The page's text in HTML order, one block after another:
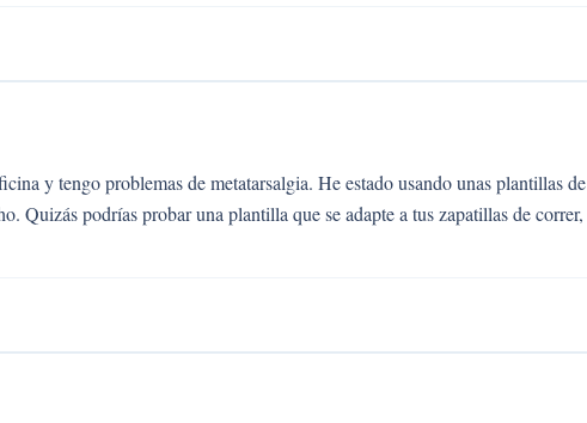
y tengo problemas de metatarsalgia. He estado usando unas plantillas de
Quizás podrías probar una plantilla que se adapte a tus zapatillas de correr,